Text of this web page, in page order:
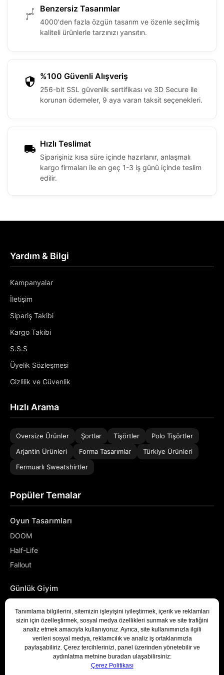
Benzersiz Tasarımlar
4000'den fazla özgün tasarım ve özenle seçilmiş
kaliteli ürünlerle tarzınızı yansıtın.
%100 Güvenli Alışveriş
256-bit SSL güvenlik sertifikası ve 3D Secure ile
korunan ödemeler, 9 aya varan taksit seçenekleri.
Hızlı Teslimat
Siparişiniz kısa süre içinde hazırlanır, anlaşmalı
kargo firmaları ile en geç 1-3 iş günü içinde teslim
edilir.
Yardım & Bilgi
Kampanyalar
İletişim
Sipariş Takibi
Kargo Takibi
S.S.S
Üyelik Sözleşmesi
Gizlilik ve Güvenlik
Hızlı Arama
Oversize Ürünler Şortlar Tişörtler
Polo Tişörtler
Arjantin Ürünleri
Forma Tasarımlar
Türkiye Ürünleri
Fermuarlı Sweatshirtler
Popüler Temalar
Oyun Tasarımları
DOOM
Half-Life
Fallout
Günlük Giyim
Denizci
Developer